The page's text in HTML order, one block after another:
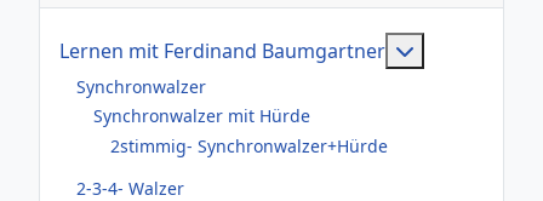
Lernen mit Ferdinand Baumgartner
Synchronwalzer
Synchronwalzer mit Hürde
2stimmig- Synchronwalzer+Hürde
2-3-4- Walzer